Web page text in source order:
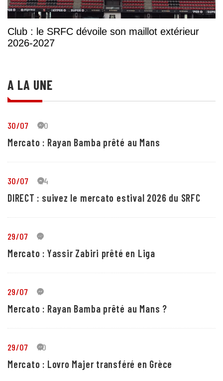
Club : le SRFC dévoile son maillot extérieur
2026-2027
A LA UNE
30/07 30
Mercato : Rayan Bamba prêté au Mans
30/07 24
DIRECT : suivez le mercato estival 2026 du SRFC
29/07 5
Mercato : Yassir Zabiri prêté en Liga
29/07 1
Mercato : Rayan Bamba prêté au Mans ?
29/07 10
Mercato : Lovro Majer transféré en Grèce